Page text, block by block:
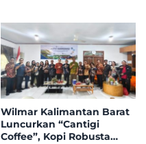
Bidding
Wilmar Kalimantan Barat
Luncurkan “Cantigi
Coffee”, Kopi Robusta